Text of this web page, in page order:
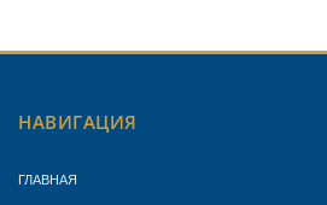
НАВИГАЦИЯ
ГЛАВНАЯ